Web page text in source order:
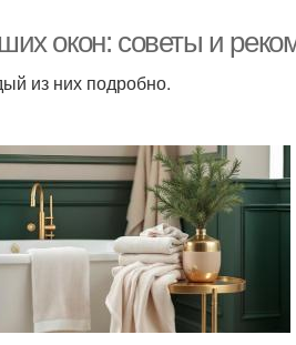
окон: советы и
из них подробно.